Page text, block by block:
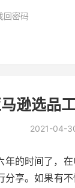
回密码
逊选品
2021-04-
年的时间了，
分享。如果有